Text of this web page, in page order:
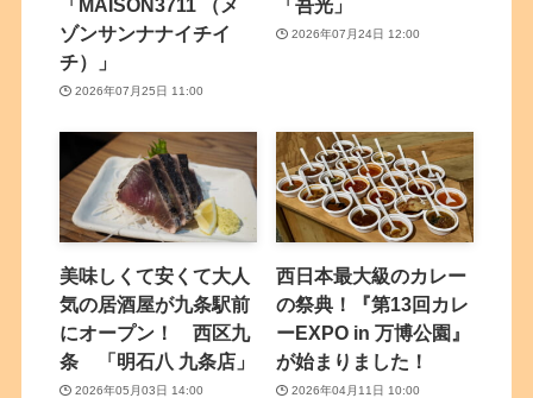
「MAISON3711 （メ
ゾンサンナナイチイ
チ）」
2026年07月25日 11:00
「吾光」
2026年07月24日 12:00
美味しくて安くて大人
気の居酒屋が九条駅前
にオープン！ 西区九
条 「明石八 九条店」
2026年05月03日 14:00
西日本最大級のカレー
の祭典！『第13回カレ
ーEXPO in 万博公園』
が始まりました！
2026年04月11日 10:00